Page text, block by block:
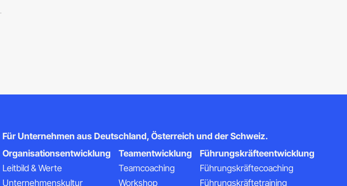
Teamentwicklung
Teamcoaching
Workshop
Führungskräfteentwicklung
Führungskräftecoaching
Führungskräftetraining
Für Unternehmen aus Deutschland, Österreich und der Schweiz.
Organisationsentwicklung
Leitbild & Werte
Unternehmenskultur